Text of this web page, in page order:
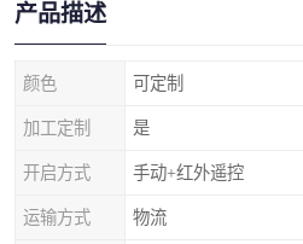
产品描述
颜色 可定制
加工定制 是
开启方式 手动+红外遥控
运输方式 物流